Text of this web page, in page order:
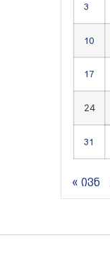
3
10
17
24
31
« ივნ